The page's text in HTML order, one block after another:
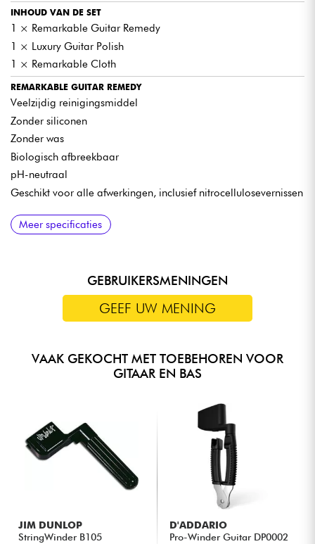
INHOUD VAN DE SET
1 × Remarkable Guitar Remedy
1 × Luxury Guitar Polish
1 × Remarkable Cloth
REMARKABLE GUITAR REMEDY
Veelzijdig reinigingsmiddel
Zonder siliconen
Zonder was
Biologisch afbreekbaar
pH-neutraal
Geschikt voor alle afwerkingen, inclusief nitrocellulosevernissen
LUXURY GUITAR POLISH
Polijstmiddel van professionele kwaliteit
Verwijdert sporen van oxidatie
Brengt een beschermende laag aan
Geschikt voor nitrocellulose- en polyurethaanlakken
REMARKABLE CLOTH
Zachte, stevige en pluisvrije doek
Biedt langdurige bescherming tegen stof en vuil
FORMAAT
Gebruiksklare set, ideaal als cadeau of voor het regelmatige
Meer specificaties
GEBRUIKERSMENINGEN
GEEF UW MENING
VAAK GEKOCHT MET TOEBEHOREN VOOR
GITAAR EN BAS
JIM DUNLOP
StringWinder B105
D'ADDARIO
Pro-Winder Guitar DP0002